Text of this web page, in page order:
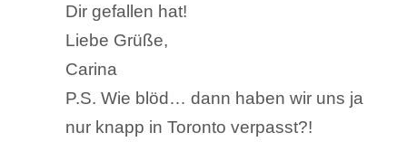
Dir gefallen hat!
Liebe Grüße,
Carina
P.S. Wie blöd… dann haben wir uns ja
nur knapp in Toronto verpasst?!